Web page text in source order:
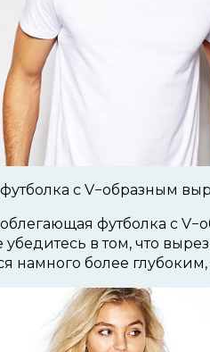
с V−образным
футболка с
убедитесь в том, что
намного более